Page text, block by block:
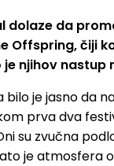
dolaze da
Offspring, čiji
njihov nastup
je jasno da
prva dva
su zvučna
je atmosfera